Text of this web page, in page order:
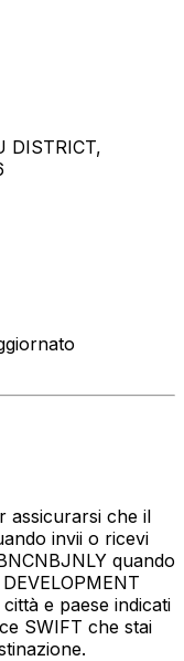
DISTRICT,
assicurarsi che il
invii o ricevi
quando
e paese indicati
SWIFT che stai